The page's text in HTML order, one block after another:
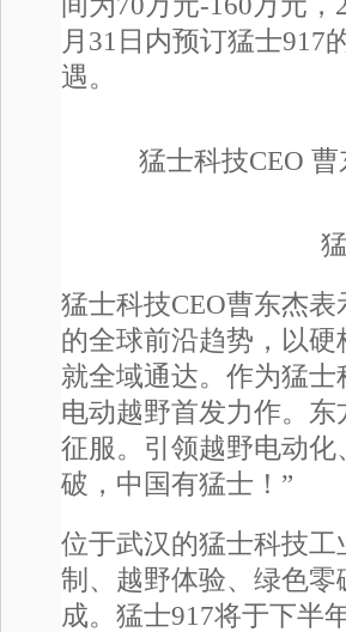
月31日内预订猛士917
遇。
猛士科技CEO
猛士科技CEO曹东杰
的全球前沿趋势，以
就全域通达。作为猛
电动越野首发力作。
征服。引领越野电动
破，中国有猛士！”
位于武汉的猛士科技
制、越野体验、绿色
成。猛士917将于下半